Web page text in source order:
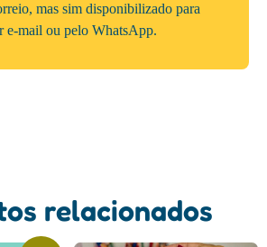
mas sim disponibilizado para
e-mail ou pelo WhatsApp.
relacionados